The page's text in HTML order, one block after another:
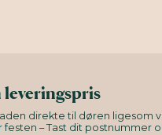
direkte til døren ligesom
festen – Tast dit postnummer